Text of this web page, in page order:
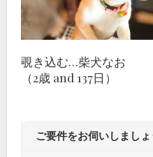
覗き込む…柴犬なお
（2歳 and 137日）